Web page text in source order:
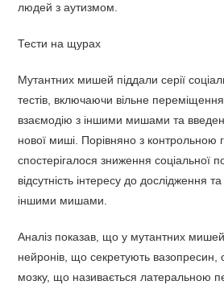
людей з аутизмом.
Тести на щурах
Мутантних мишей піддали серії
тестів, включаючи вільне
взаємодію з іншими мишами та
нової миші. Порівняно з контрольною
спостерігалося зниження соціальної
відсутність інтересу до дослідження
іншими мишами.
Аналіз показав, що у мутантних
нейронів, що секретують вазопресин,
мозку, що називається латеральною